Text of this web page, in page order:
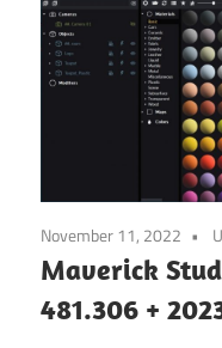
November 11, 2022
Maverick